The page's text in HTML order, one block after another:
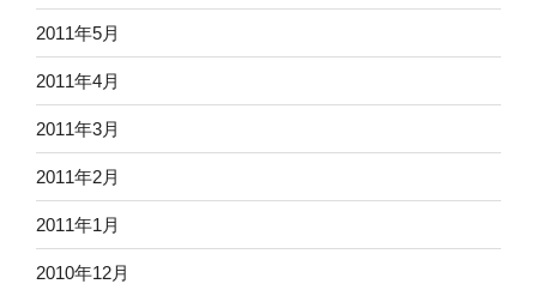
2011年5月
2011年4月
2011年3月
2011年2月
2011年1月
2010年12月